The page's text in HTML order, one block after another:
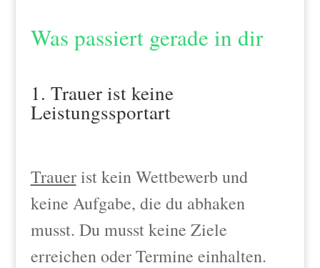
Was passiert gerade in dir
1. Trauer ist keine
Leistungssportart
Trauerist kein Wettbewerb und
keine Aufgabe, die du abhaken
musst. Du musst keine Ziele
erreichen oder Termine einhalten.